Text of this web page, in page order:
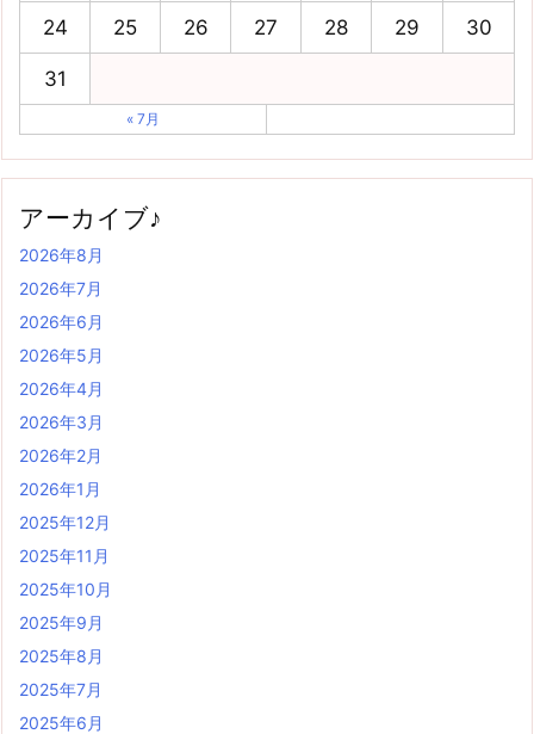
24 25 26 27 28 29 30
31
« 7月
アーカイブ♪
2026年8月
2026年7月
2026年6月
2026年5月
2026年4月
2026年3月
2026年2月
2026年1月
2025年12月
2025年11月
2025年10月
2025年9月
2025年8月
2025年7月
2025年6月